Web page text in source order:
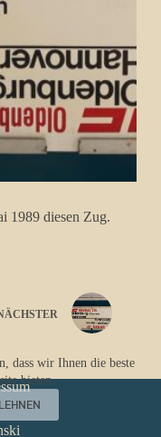
dass wir Ihnen die beste
bieten.
1989 diesen Zug.